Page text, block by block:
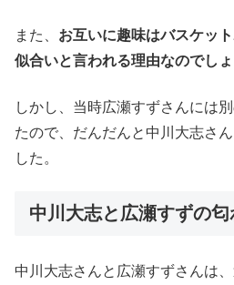
また、 お互いに趣味はバスケッ
似合いと言われる理由なのでしょ
しかし、当時広瀬すずさんには
たので、だんだんと中川大志さ
した。
中川大志と広瀬すずの匂
中川大志さんと広瀬すずさんは